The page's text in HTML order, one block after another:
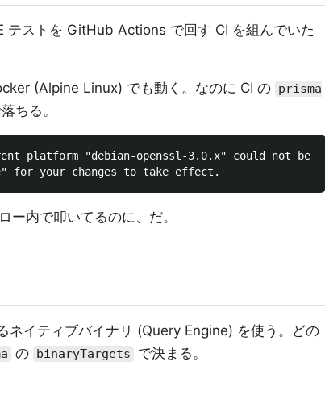
ストを GitHub Actions で回す CI を組んでいた
(Alpine Linux) でも動く。なのに CI の prisma
ちる。
platform "debian-openssl-3.0.x" could not be
ー内で叩いてるのに、だ。
ネイティブバイナリ (Query Engine) を使う。どの
の binaryTargets で決まる。